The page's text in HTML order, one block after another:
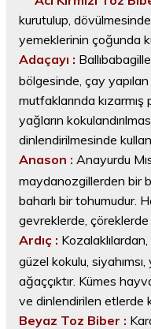
kurutulup,
yemeklerinin çoğunda
Adaçayı :
bölgesinde, çay
mutfaklarında
yağların
dinlendirilmesinde
Anason : Anayurdu
maydanozgillerden bir
baharlı bir tohumudur.
gevreklerde, çöreklerde
Ardıç :
güzel kokulu,
ağaççıktır. Kümes
ve dinlendirilen etlerde
Beyaz Toz Biber :